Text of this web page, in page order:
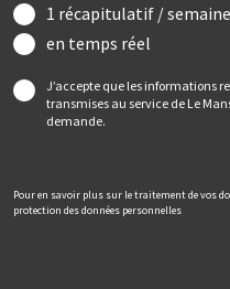
1 récapitulatif / semaine
en temps réel
J’accepte que les informations
transmises au service de Le
demande.
Pour en savoir plus sur le traitement de vos
protection des données personnelles